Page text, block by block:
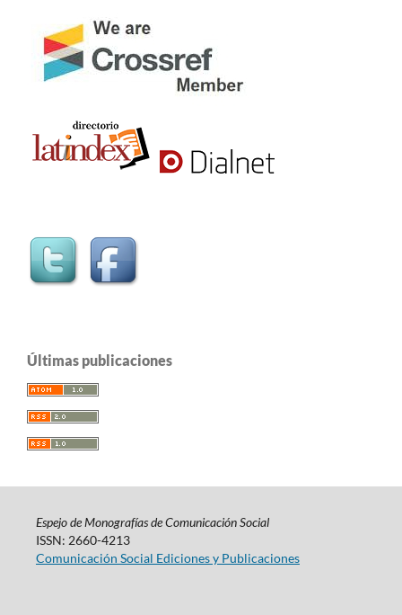
Últimas publicaciones
Espejo de Monografías de Comunicación Social
ISSN: 2660-4213
Comunicación Social Ediciones y Publicaciones